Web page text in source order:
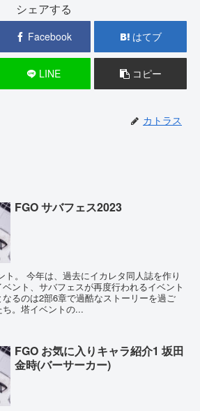
シェアする
Facebook はてブ
LINE コピー
カトラス
FGO サバフェス2023
ト。 今年は、過去にイカレタ同人誌を作り
ント、サバフェスが再度行われるイベント
るのは2部6章で過酷なストーリーを過ご
。塔イベントの...
FGO お気に入りキャラ紹介1 坂田
金時(バーサーカー)